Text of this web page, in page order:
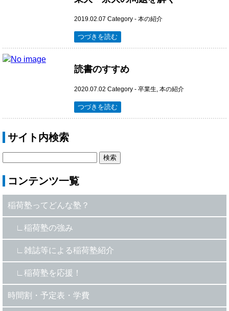
2019.02.07 Category - 本の紹介
つづきを読む
読書のすすめ
2020.07.02 Category - 卒業生, 本の紹介
つづきを読む
サイト内検索
コンテンツ一覧
稲荷塾ってどんな塾？
稲荷塾の強み
雑誌等による稲荷塾紹介
稲荷塾を応援！
時間割・予定表・学費